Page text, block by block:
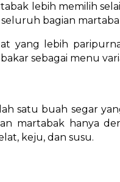
lebih memilih
bagian
yang lebih
sebagai menu
satu buah segar
martabak hanya
keju, dan susu.